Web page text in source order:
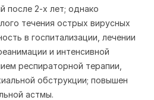
после 2-х лет; однако
течения острых вирусных
в госпитализации, лечении
и интенсивной
респираторной терапии,
обструкции; повышен
астмы.